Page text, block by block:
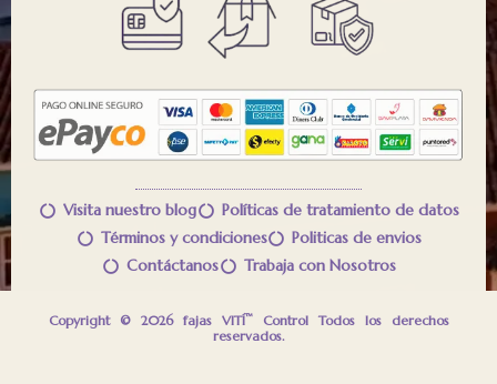
Visita nuestro blog
Políticas de tratamiento de datos
Términos y condiciones
Politicas de envios
Contáctanos
Trabaja con Nosotros
Copyright © 2026 fajas VITÍ™Control Todos los derechos
reservados.